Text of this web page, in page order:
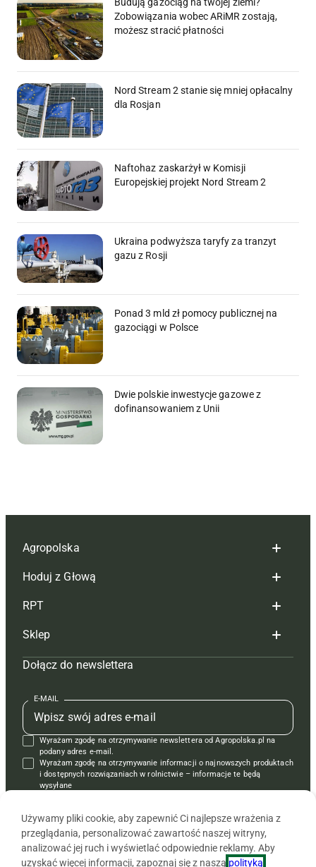
Budują gazociąg na twojej ziemi?
Zobowiązania wobec ARiMR zostają,
możesz stracić płatności
Nord Stream 2 stanie się mniej opłacalny
dla Rosjan
Naftohaz zaskarżył w Komisji
Europejskiej projekt Nord Stream 2
Ukraina podwyższa taryfy za tranzyt
gazu z Rosji
Ponad 3 mld zł pomocy publicznej na
gazociągi w Polsce
Dwie polskie inwestycje gazowe z
dofinansowaniem z Unii
Agropolska
Redakcja
Reklama
Tagi
Mapa serwisu
Kontakt
Regulamin
Polityka prywatności
Hoduj z Głową
Hoduj z głową bydło
Hoduj z głową świnie
Prenumerata
Redakcja
Kontakt
Reklama
RPT
Redakcja
Prenumerata
Reklama
Kontakt
Krzyżówki
Sklep
Czasopisma i prenumerata
Książki
Regulamin
Dołącz do newslettera
E-MAIL
Wyrażam zgodę na otrzymywanie newslettera od Agropolska.pl na
podany adres e-mail.
Wyrażam zgodę na otrzymywanie informacji o najnowszych produktach
i dostępnych rozwiązaniach w rolnictwie – informacje te będą
wysyłane
Używamy pliki cookie, aby zapewnić Ci najlepsze wrażenia z
przeglądania, personalizować zawartość naszej witryny,
analizować jej ruch i wyświetlać odpowiednie reklamy. Aby
uzyskać więcej informacji, zapoznaj się z naszą polityką